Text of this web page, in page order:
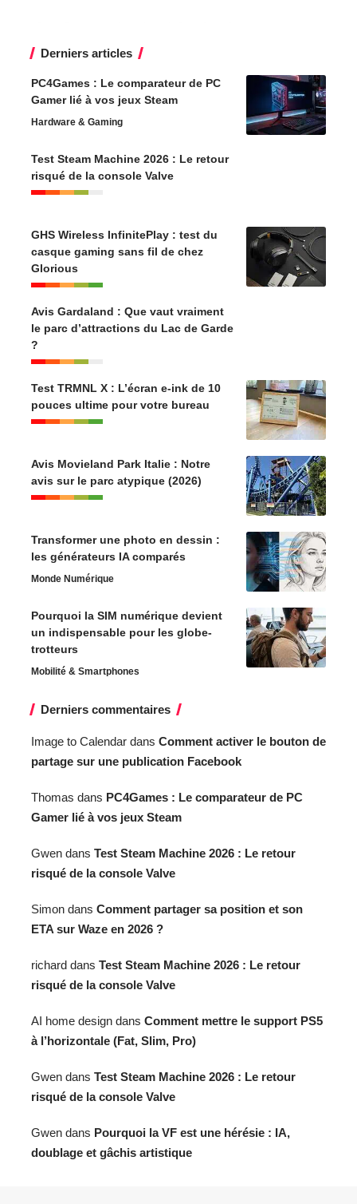
Derniers articles
PC4Games : Le comparateur de PC
Gamer lié à vos jeux Steam
Hardware & Gaming
Test Steam Machine 2026 : Le retour
risqué de la console Valve
GHS Wireless InfinitePlay : test du
casque gaming sans fil de chez
Glorious
Avis Gardaland : Que vaut vraiment
le parc d’attractions du Lac de Garde
?
Test TRMNL X : L’écran e-ink de 10
pouces ultime pour votre bureau
Avis Movieland Park Italie : Notre
avis sur le parc atypique (2026)
Transformer une photo en dessin :
les générateurs IA comparés
Monde Numérique
Pourquoi la SIM numérique devient
un indispensable pour les globe-
trotteurs
Mobilité & Smartphones
Derniers commentaires
Image to Calendar dans Comment activer le bouton de
partage sur une publication Facebook
Thomas dans PC4Games : Le comparateur de PC
Gamer lié à vos jeux Steam
Gwen dans Test Steam Machine 2026 : Le retour
risqué de la console Valve
Simon dans Comment partager sa position et son
ETA sur Waze en 2026 ?
richard dans Test Steam Machine 2026 : Le retour
risqué de la console Valve
AI home design dans Comment mettre le support PS5
à l’horizontale (Fat, Slim, Pro)
Gwen dans Test Steam Machine 2026 : Le retour
risqué de la console Valve
Gwen dans Pourquoi la VF est une hérésie : IA,
doublage et gâchis artistique